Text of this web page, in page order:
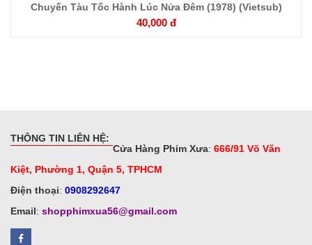
Chuyến Tàu Tốc Hành Lúc Nửa Đêm (1978) (Vietsub)
40,000 đ
THÔNG TIN LIÊN HỆ:
Cửa Hàng Phim Xưa: 666/91 Võ Văn
Kiệt, Phường 1, Quận 5, TPHCM
Điện thoại: 0908292647
Email: shopphimxua56@gmail.com